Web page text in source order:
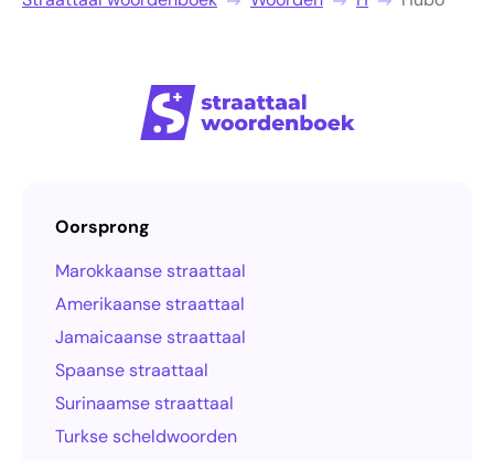
Oorsprong
Marokkaanse straattaal
Amerikaanse straattaal
Jamaicaanse straattaal
Spaanse straattaal
Surinaamse straattaal
Turkse scheldwoorden